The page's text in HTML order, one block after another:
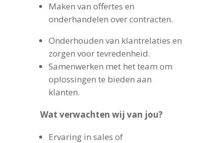
Maken van offertes en
onderhandelen over contracten.
Onderhouden van klantrelaties en
zorgen voor tevredenheid.
Samenwerken met het team om
oplossingen te bieden aan
klanten.
Wat verwachten wij van jou?
Ervaring in sales of